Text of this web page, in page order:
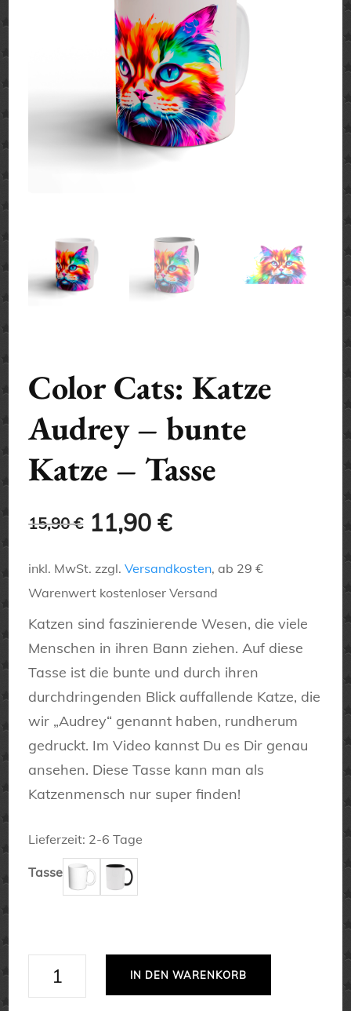
Color Cats: Katze
Audrey – bunte
Katze – Tasse
15,90€ Ursprünglicher
Preis
war:
15,90 €
11,90€Aktueller
Preis
ist:
11,90 €.
inkl. MwSt. zzgl.Versandkosten, ab 29 €
Warenwert kostenloser Versand
Katzen sind faszinierende Wesen, die viele
Menschen in ihren Bann ziehen. Auf diese
Tasse ist die bunte und durch ihren
durchdringenden Blick auffallende Katze, die
wir „Audrey“ genannt haben, rundherum
gedruckt. Im Video kannst Du es Dir genau
ansehen. Diese Tasse kann man als
Katzenmensch nur super finden!
Lieferzeit: 2-6 Tage
Tasse
Color
IN DEN WARENKORB